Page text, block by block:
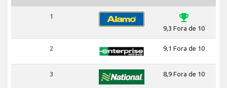
1 emoji_events
9,3 Fora de 10
2 9,1 Fora de 10
3 8,9 Fora de 10